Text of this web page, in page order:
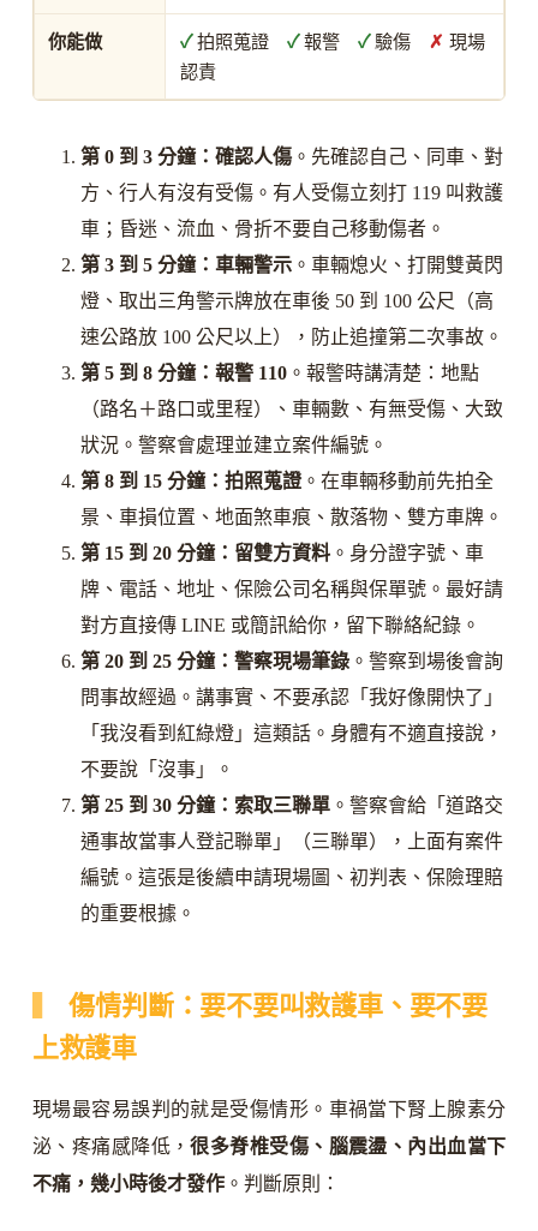
你能做 ✓拍照蒐證✓報警✓驗傷 ✗ 現場
認責
第 0 到 3 分鐘：確認人傷。先確認自己、同車、對
方、行人有沒有受傷。有人受傷立刻打 119 叫救護
車；昏迷、流血、骨折不要自己移動傷者。
第 3 到 5 分鐘：車輛警示。車輛熄火、打開雙黃閃
燈、取出三角警示牌放在車後 50 到 100 公尺（高
速公路放 100 公尺以上），防止追撞第二次事故。
第 5 到 8 分鐘：報警 110。報警時講清楚：地點
（路名＋路口或里程）、車輛數、有無受傷、大致
狀況。警察會處理並建立案件編號。
第 8 到 15 分鐘：拍照蒐證。在車輛移動前先拍全
景、車損位置、地面煞車痕、散落物、雙方車牌。
第 15 到 20 分鐘：留雙方資料。身分證字號、車
牌、電話、地址、保險公司名稱與保單號。最好請
對方直接傳 LINE 或簡訊給你，留下聯絡紀錄。
第 20 到 25 分鐘：警察現場筆錄。警察到場後會詢
問事故經過。講事實、不要承認「我好像開快了」
「我沒看到紅綠燈」這類話。身體有不適直接說，
不要說「沒事」。
第 25 到 30 分鐘：索取三聯單。警察會給「道路交
通事故當事人登記聯單」（三聯單），上面有案件
編號。這張是後續申請現場圖、初判表、保險理賠
的重要根據。
傷情判斷：要不要叫救護車、要不要
上救護車
現場最容易誤判的就是受傷情形。車禍當下腎上腺素分
泌、疼痛感降低，很多脊椎受傷、腦震盪、內出血當下
不痛，幾小時後才發作。判斷原則：